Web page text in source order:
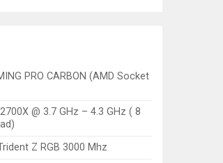
PRO CARBON (AMD Socket
@ 3.7 GHz – 4.3 GHz ( 8
Z RGB 3000 Mhz